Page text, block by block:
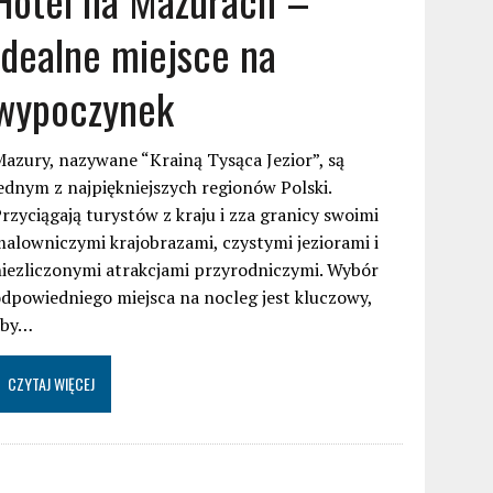
miejsce na
nazywane “Krainą Tysąca Jezior”, są
z najpiękniejszych regionów Polski.
turystów z kraju i zza granicy swoimi
krajobrazami, czystymi jeziorami i
atrakcjami przyrodniczymi. Wybór
miejsca na nocleg jest kluczowy,
CZYTAJ WIĘCEJ